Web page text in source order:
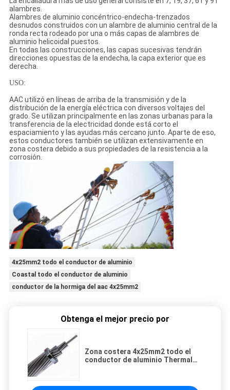
alambres.
Alambres de aluminio concéntrico-endecha-trenzados
desnudos construidos con un alambre de aluminio central de la
ronda recta rodeado por una o más capas de alambres de
aluminio helicoidal puestos.
En todas las construcciones, las capas sucesivas tendrán
direcciones opuestas de la endecha, la capa exterior que es
derecha.
USO:
AAC utilizó en líneas de arriba de la transmisión y de la
distribución de la energía eléctrica con diversos voltajes del
grado. Se utilizan principalmente en las zonas urbanas para la
transferencia de la electricidad donde está corto el
espaciamiento y las ayudas más cercano junto. Aparte de eso,
estos conductores también se utilizan extensivamente en
zona costera debido a sus propiedades de la resistencia a la
corrosión.
4x25mm2 todo el conductor de aluminio
Coastal todo el conductor de aluminio
conductor de la hormiga del aac 4x25mm2
Obtenga el mejor precio por
Zona costera 4x25mm2 todo el
conductor de aluminio Thermal